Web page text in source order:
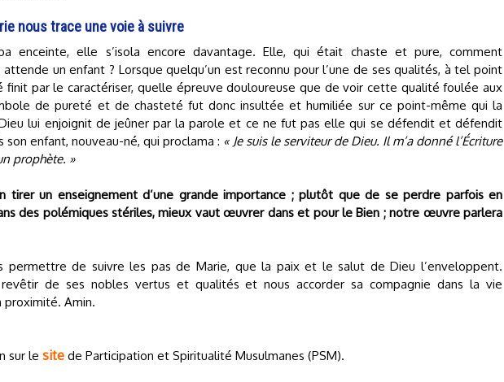
nous trace une voie à suivre
enceinte, elle s’isola encore davantage. Elle, qui était chaste et pure, comment
un enfant ? Lorsque quelqu’un est reconnu pour l’une de ses qualités, à tel point
finit par le caractériser, quelle épreuve douloureuse que de voir cette qualité foulée aux
de pureté et de chasteté fut donc insultée et humiliée sur ce point-même qui la
lui enjoignit de jeûner par la parole et ce ne fut pas elle qui se défendit et défendit
son enfant, nouveau-né, qui proclama : « Je suis le serviteur de Dieu. Il m’a donné l’Écriture
prophète. »
tirer un enseignement d’une grande importance ; plutôt que de se perdre parfois en
des polémiques stériles, mieux vaut œuvrer dans et pour le Bien ; notre œuvre parlera
permettre de suivre les pas de Marie, que la paix et le salut de Dieu l’enveloppent.
de ses nobles vertus et qualités et nous accorder sa compagnie dans la vie
proximité. Amin.
sur le site de Participation et Spiritualité Musulmanes (PSM).